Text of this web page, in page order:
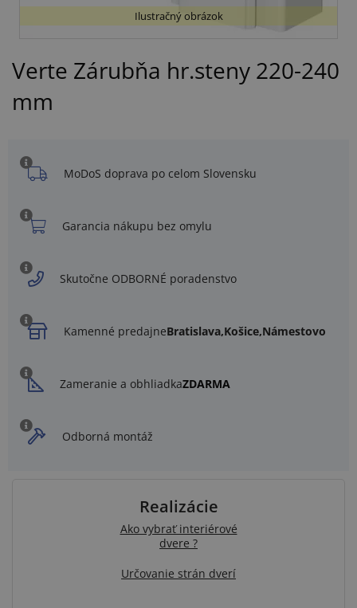
Ilustračný obrázok
Verte Zárubňa hr.steny 220-240
mm
MoDoS doprava po celom Slovensku
Garancia nákupu bez omylu
Skutočne ODBORNÉ poradenstvo
Kamenné predajneBratislava,Košice,Námestovo
Zameranie a obhliadkaZDARMA
Odborná montáž
Realizácie
Ako vybrať interiérové
dvere ?
Určovanie strán dverí